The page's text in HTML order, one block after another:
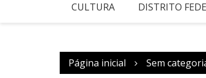
CULTURA DISTRITO
Página inicial Sem